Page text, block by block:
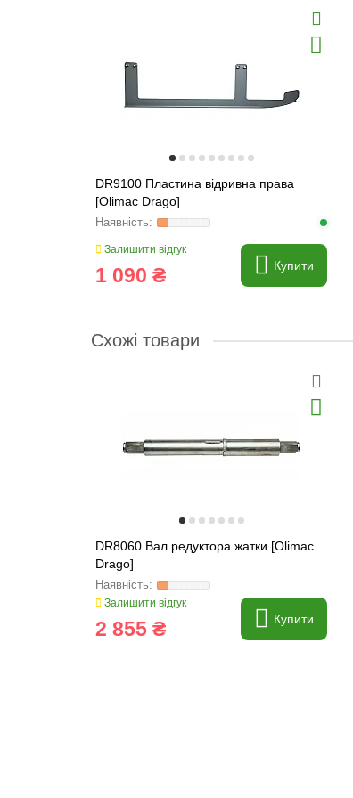
DR9100 Пластина відривна права
[Olimac Drago]
Залишити відгук
1 090 ₴ Купити
Схожі товари
DR8060 Вал редуктора жатки [Olimac
Drago]
Залишити відгук
2 855 ₴ Купити